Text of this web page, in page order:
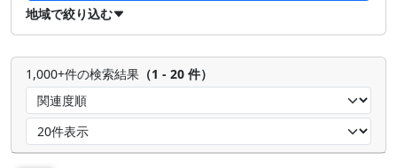
地域で絞り込む
1,000+件の検索結果 （1 - 20 件）